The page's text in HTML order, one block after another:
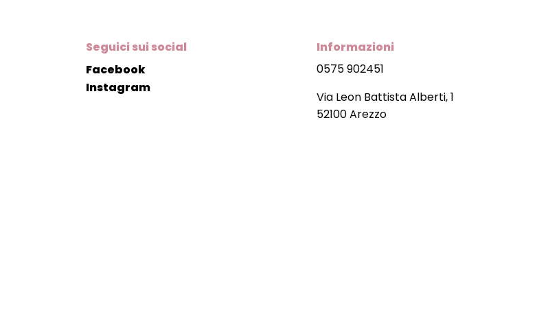
Seguici sui social
Facebook
Instagram
Informazioni
0575 902451
Via Leon Battista Alberti, 1
52100 Arezzo